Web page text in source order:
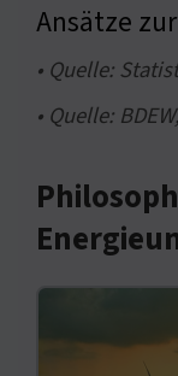
Ansätze
• Quelle:
• Quelle: